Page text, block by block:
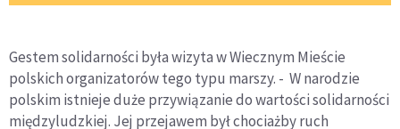
Gestem solidarności była wizyta w Wiecznym Mieście
polskich organizatorów tego typu marszy. - W narodzie
polskim istnieje duże przywiązanie do wartości solidarności
międzyludzkiej. Jej przejawem był chociażby ruch